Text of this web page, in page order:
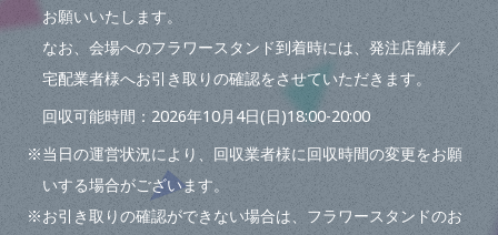
お願いいたします。
なお、会場へのフラワースタンド到着時には、発注店舗様／
宅配業者様へお引き取りの確認をさせていただきます。
回収可能時間：2026年10月4日(日)18:00-20:00
※当日の運営状況により、回収業者様に回収時間の変更をお願
いする場合がございます。
※お引き取りの確認ができない場合は、フラワースタンドのお